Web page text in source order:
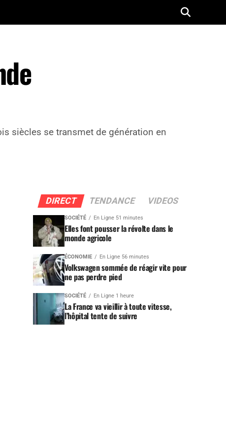
siècles se transmet de génération en
DIRECT TENDANCE VIDEOS
SOCIÉTÉ En Ligne 51 minutes
Elles font pousser la révolte dans le
monde agricole
ÉCONOMIE En Ligne 56 minutes
Volkswagen sommée de réagir vite pour
ne pas perdre pied
SOCIÉTÉ En Ligne 1 heure
La France va vieillir à toute vitesse,
l’hôpital tente de suivre